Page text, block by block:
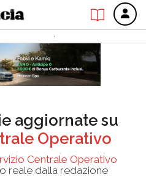
aggiornate su
Operativo
Centrale Operativo
reale dalla redazione